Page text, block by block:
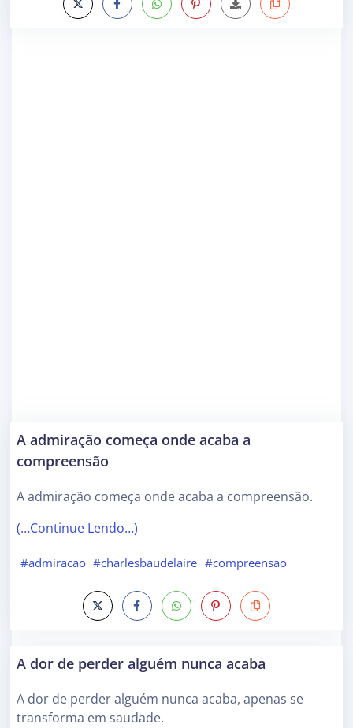
A admiração começa onde acaba a
compreensão
A admiração começa onde acaba a compreensão.
(…Continue Lendo…)
#admiracao #charlesbaudelaire #compreensao
A dor de perder alguém nunca acaba
A dor de perder alguém nunca acaba, apenas se
transforma em saudade.